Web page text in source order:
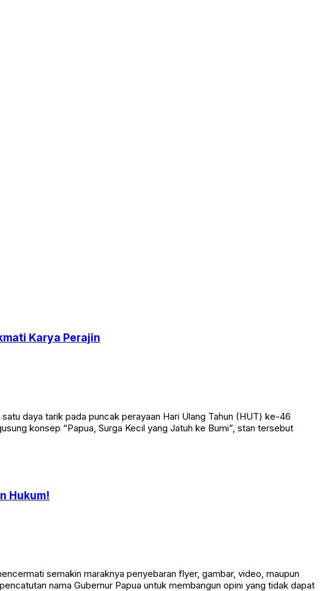
Karya Perajin
daya tarik pada puncak perayaan Hari Ulang Tahun (HUT) ke-46
konsep “Papua, Surga Kecil yang Jatuh ke Bumi”, stan tersebut
Hukum!
semakin maraknya penyebaran flyer, gambar, video, maupun
nama Gubernur Papua untuk membangun opini yang tidak dapat